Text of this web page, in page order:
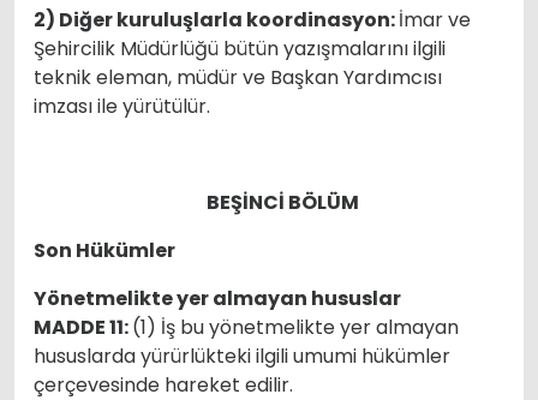
2) Diğer kuruluşlarla koordinasyon:İmar ve
Şehircilik Müdürlüğü bütün yazışmalarını ilgili
teknik eleman, müdür ve Başkan Yardımcısı
imzası ile yürütülür.
BEŞİNCİ BÖLÜM
Son Hükümler
Yönetmelikte yer almayan hususlar
MADDE 11:(1) İş bu yönetmelikte yer almayan
hususlarda yürürlükteki ilgili umumi hükümler
çerçevesinde hareket edilir.